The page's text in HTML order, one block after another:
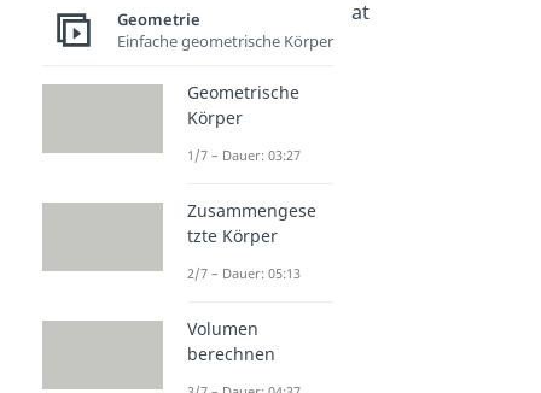
Diagonale Quadrat
Dauer: 02:25
Geometrie
Einfache geometrische Körper
Geometrische
Körper
1/7 – Dauer: 03:27
Zusammengese
tzte Körper
2/7 – Dauer: 05:13
Volumen
berechnen